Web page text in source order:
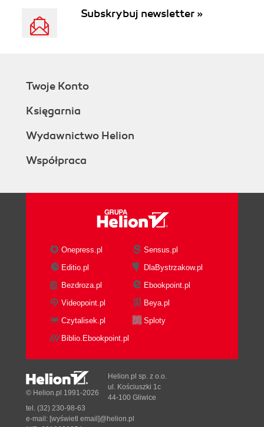
Subskrybuj newsletter »
Twoje Konto
Księgarnia
Wydawnictwo Helion
Współpraca
Onepress.pl
Sensus.pl
Editio.pl
DlaBystrzakow.pl
Bezdroza.pl
Ebookpoint.pl
Videopoint.pl
Beya.pl
Czytalisek.pl
Sploty
Biblio.Ebookpoint.pl
© Helion.pl 1991-2026
Helion.pl sp. z o.o.
ul. Kościuszki 1c
44-100 Gliwice
tel. (32) 230-98-63
e-mail: [wyświetl email]@helion.pl